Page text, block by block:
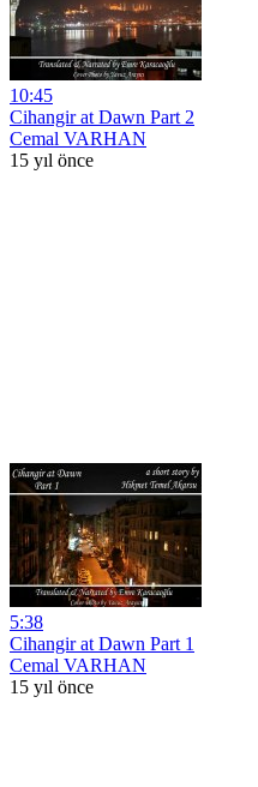
10:45
Cihangir at Dawn Part 2
Cemal VARHAN
15 yıl önce
5:38
Cihangir at Dawn Part 1
Cemal VARHAN
15 yıl önce